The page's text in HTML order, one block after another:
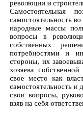
революции и
Самостоятельная
самостоятельность
народные массы
вопросы в
собственных
потребностями и
стороны, их
хозяева
свое место как
самостоятельность и
свои вопросы,
взяв на себя